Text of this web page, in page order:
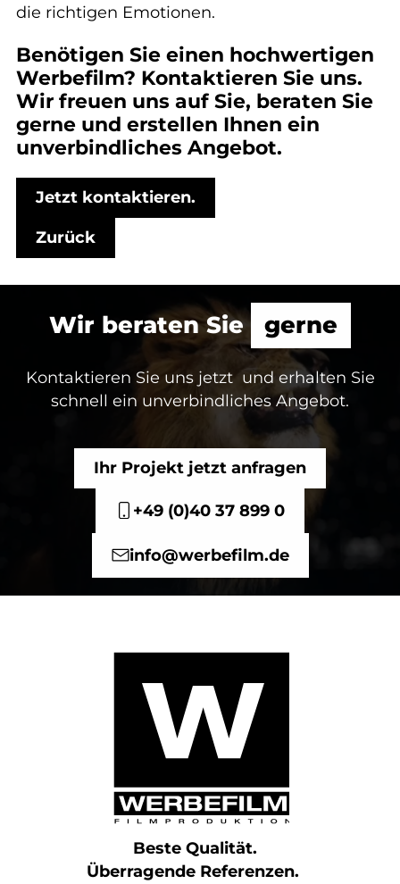
die richtigen Emotionen.
Benötigen Sie einen hochwertigen
Werbefilm? Kontaktieren Sie uns.
Wir freuen uns auf Sie, beraten Sie
gerne und erstellen Ihnen ein
unverbindliches Angebot.
Jetzt kontaktieren.
Zurück
Wir beraten Sie gerne
Kontaktieren Sie uns jetzt und erhalten Sie
schnell ein unverbindliches Angebot.
Ihr Projekt jetzt anfragen
+49 (0)40 37 899 0
info@werbefilm.de
Beste Qualität.
Überragende Referenzen.